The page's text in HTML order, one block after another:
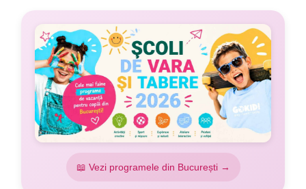
📖 Vezi programele din București →